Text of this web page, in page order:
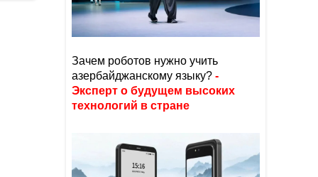
Зачем роботов нужно учить
азербайджанскому языку? -
Эксперт о будущем высоких
технологий в стране